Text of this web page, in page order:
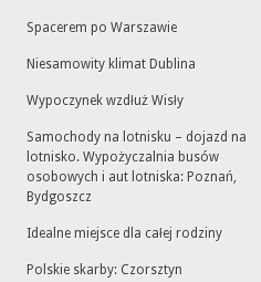
Spacerem po Warszawie
Niesamowity klimat Dublina
Wypoczynek wzdłuż Wisły
Samochody na lotnisku – dojazd na
lotnisko. Wypożyczalnia busów
osobowych i aut lotniska: Poznań,
Bydgoszcz
Idealne miejsce dla całej rodziny
Polskie skarby: Czorsztyn